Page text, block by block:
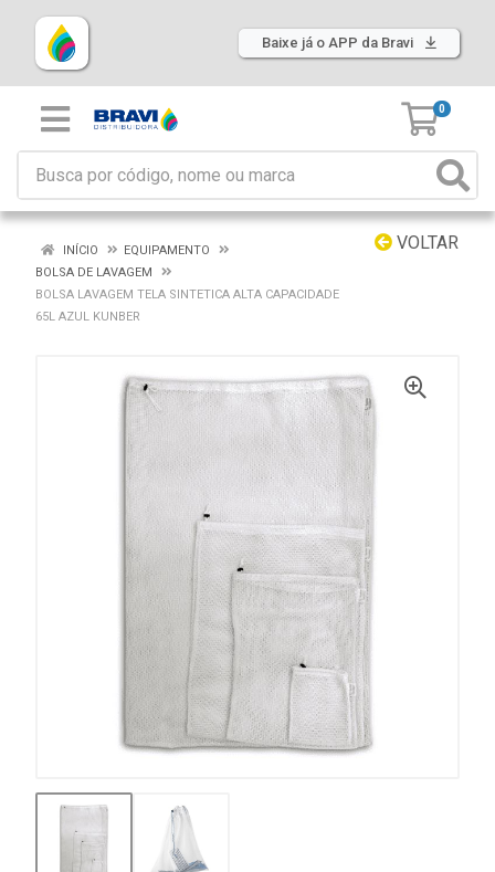
Baixe já o APP da Bravi
0
VOLTAR
INÍCIO
EQUIPAMENTO
BOLSA DE LAVAGEM
BOLSA LAVAGEM TELA SINTETICA ALTA CAPACIDADE
65L AZUL KUNBER